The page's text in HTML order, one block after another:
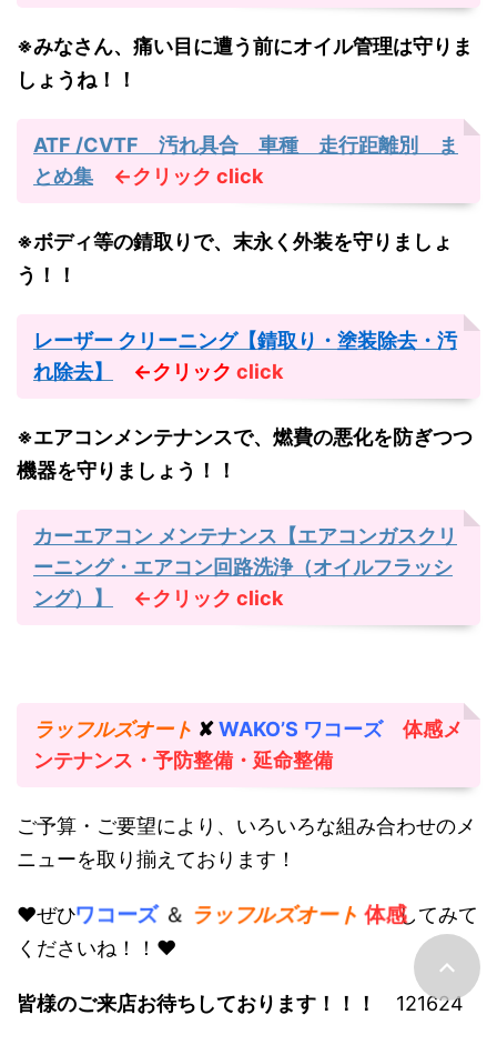
※みなさん、痛い目に遭う前にオイル管理は守りま
しょうね！！
ATF /CVTF 汚れ具合 車種 走行距離別 ま
とめ集
←クリック click
※ボディ等の錆取りで、末永く外装を守りましょ
う！！
レーザー クリーニング【錆取り・塗装除去・汚
れ除去】
←クリック click
※エアコンメンテナンスで、燃費の悪化を防ぎつつ
機器を守りましょう！！
カーエアコン メンテナンス【エアコンガスクリ
ーニング・エアコン回路洗浄（オイルフラッシ
ング）】
←クリック click
ラッフルズオート ✘WAKO’S ワコーズ 体感メ
ンテナンス ・予防整備・延命整備
ご予算・ご要望により、いろいろな組み合わせのメ
ニューを取り揃えております！
♥ぜひワコーズ＆ ラッフルズオート 体感してみて
くださいね！！♥
皆様のご来店お待ちしております！！！ 121624